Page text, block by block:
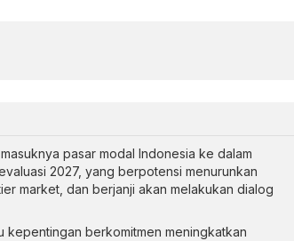
pasar modal Indonesia ke dalam
2027, yang berpotensi menurunkan
market, dan berjanji akan melakukan dialog
kepentingan berkomitmen meningkatkan